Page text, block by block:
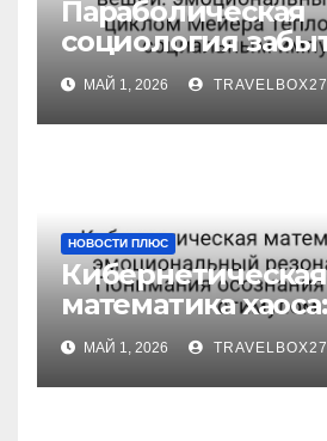
Параболическая
социология
вещей:
резонанс циклом
теплоёмкости с
МАЙ 1, 2026
НОВОСТИ ПЛЮС
Кибернетическая
математика хаоса:
эмоциональный
циклом
осознания с
МАЙ 1, 2026